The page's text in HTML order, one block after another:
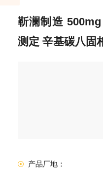
靳澜制造
测定 辛基碳八固
产品厂地：